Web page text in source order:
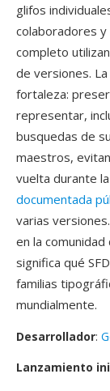
glifos
colaboradores
completo
de versiones.
fortaleza:
representar,
busquedas de
maestros,
vuelta durante
documentada
varias
en la
significa qué
familias
mundialmente.
Desarrollador:
Lanzamiento